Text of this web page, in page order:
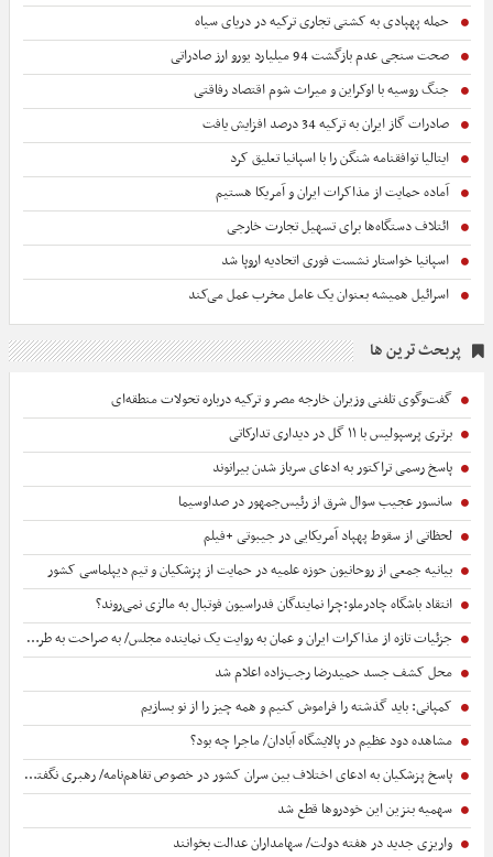
حمله پهپادی به کشتی تجاری ترکیه در دریای سیاه
صحت سنجی عدم بازگشت 94 میلیارد یورو ارز صادراتی
جنگ روسیه با اوکراین و میراث شوم اقتصاد رفاقتی
صادرات گاز ایران به ترکیه 34 درصد افزایش یافت
ایتالیا توافقنامه شنگن را با اسپانیا تعلیق کرد
آماده حمایت از مذاکرات ایران و آمریکا هستیم
ائتلاف دستگاه‌ها برای تسهیل تجارت خارجی
اسپانیا خواستار نشست فوری اتحادیه اروپا شد
اسرائیل همیشه بعنوان یک عامل مخرب عمل می‌کند
پربحث ترین ها
گفت‌وگوی تلفنی وزیران خارجه مصر و ترکیه درباره تحولات منطقه‌ای
برتری پرسپولیس با ١١ گل در دیداری تدارکاتی
پاسخ رسمی تراکتور به ادعای سرباز شدن بیرانوند
سانسور عجیب سوال شرق از رئیس‌جمهور در صداوسیما
لحظاتی از سقوط پهپاد آمریکایی در جیبوتی +فیلم
بیانیه جمعی از روحانیون حوزه علمیه در حمایت از پزشکیان و تیم دیپلماسی کشور
انتقاد باشگاه چادرملو:چرا نمایندگان فدراسیون فوتبال به مالزی نمی‌روند؟
جزئیات تازه از مذاکرات ایران و عمان به روایت یک نماینده مجلس/ به صراحت به طرف عمانی گفته‌ایم که...
محل کشف جسد حمیدرضا رجب‌زاده اعلام شد
کمپانی: باید گذشته را فراموش کنیم و همه‌ چیز را از نو بسازیم
مشاهده دود عظیم در پالایشگاه آبادان/ ماجرا چه بود؟
پاسخ پزشکیان به ادعای اختلاف بین سران کشور در خصوص تفاهم‌نامه/ رهبری نگفته‌اند نظر مرا رد یا تأیید کن، نظر خودم را خواسته‌اند
سهمیه بنزین این خودروها قطع شد
واریزی جدید در هفته دولت/ سهامداران عدالت بخوانند